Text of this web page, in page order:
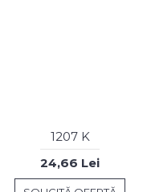
1207 K
24,66 Lei